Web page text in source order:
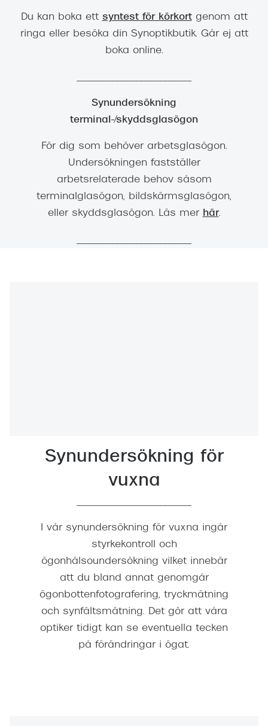
Du kan boka ett syntest för körkortgenom att
ringa eller besöka din Synoptikbutik. Går ej att
boka online.
Synundersökning
terminal-/skyddsglasögon
För dig som behöver arbetsglasögon.
Undersökningen fastställer
arbetsrelaterade behov såsom
terminalglasögon, bildskärmsglasögon,
eller skyddsglasögon. Läs mer här.
Synundersökning för
vuxna
I vår synundersökning för vuxna ingår
styrkekontroll och
ögonhälsoundersökning vilket innebär
att du bland annat genomgår
ögonbottenfotografering, tryckmätning
och synfältsmätning. Det gör att våra
optiker tidigt kan se eventuella tecken
på förändringar i ögat.